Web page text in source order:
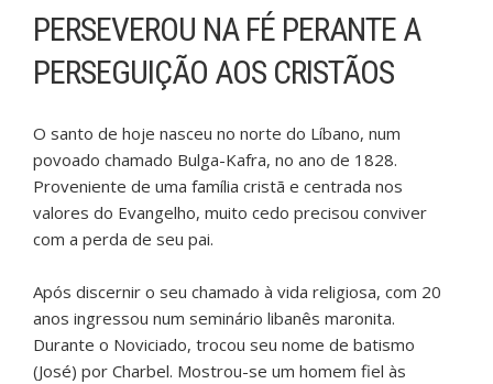
PERSEVEROU NA FÉ PERANTE A
PERSEGUIÇÃO AOS CRISTÃOS
O santo de hoje nasceu no norte do Líbano, num
povoado chamado Bulga-Kafra, no ano de 1828.
Proveniente de uma família cristã e centrada nos
valores do Evangelho, muito cedo precisou conviver
com a perda de seu pai.
Após discernir o seu chamado à vida religiosa, com 20
anos ingressou num seminário libanês maronita.
Durante o Noviciado, trocou seu nome de batismo
(José) por Charbel. Mostrou-se um homem fiel às